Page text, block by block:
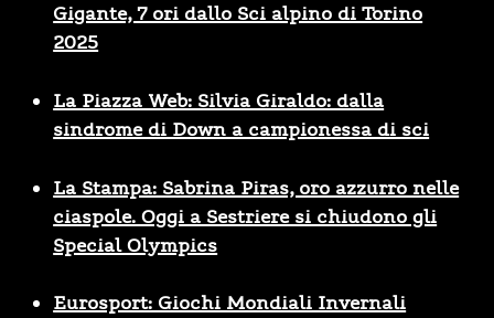
Gigante, 7 ori dallo Sci alpino di Torino
2025
La Piazza Web: Silvia Giraldo: dalla
sindrome di Down a campionessa di sci
La Stampa: Sabrina Piras, oro azzurro nelle
ciaspole. Oggi a Sestriere si chiudono gli
Special Olympics
Eurosport: Giochi Mondiali Invernali